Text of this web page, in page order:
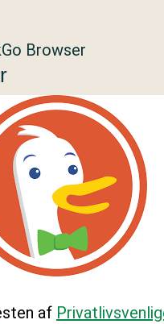
Browser
af